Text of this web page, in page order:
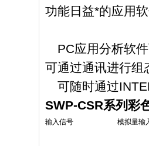
功能日益*的应用
PC应用分析软
可通过通讯进行组
可随时通过
SWP-CSR系列彩
输入信号 模拟量输入